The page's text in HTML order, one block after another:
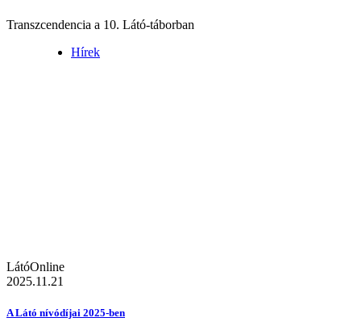
Transzcendencia a 10. Látó-táborban
Hírek
LátóOnline
2025.11.21
A Látó nívódíjai 2025-ben